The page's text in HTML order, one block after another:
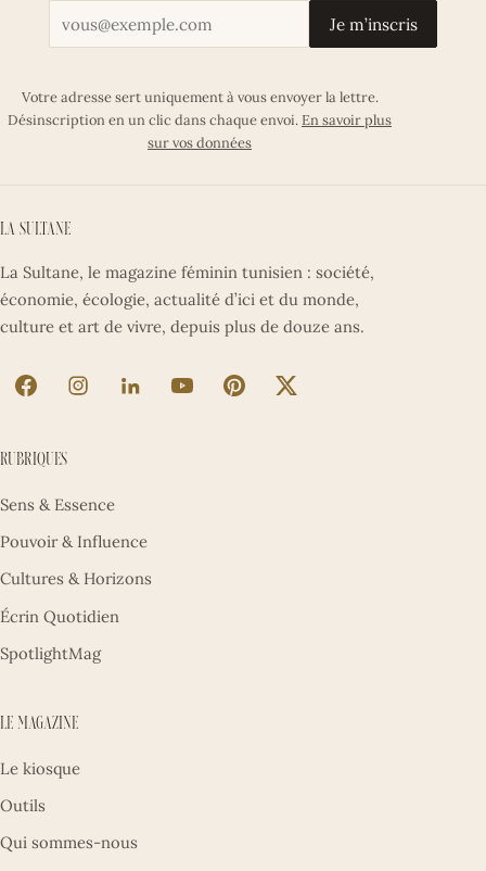
Votre adresse email
Je m’inscris
Votre adresse sert uniquement à vous envoyer la lettre.
Désinscription en un clic dans chaque envoi.En savoir plus
sur vos données
La Sultane
La Sultane, le magazine féminin tunisien : société,
économie, écologie, actualité d’ici et du monde,
culture et art de vivre, depuis plus de douze ans.
La Sultane sur Facebook (nouvel onglet)
La Sultane sur Instagram (nouvel onglet)
La Sultane sur LinkedIn (nouvel onglet)
La Sultane sur YouTube (nouvel
La Sultane sur Pinterest
La Sultane sur X
Rubriques
Sens & Essence
Pouvoir & Influence
Cultures & Horizons
Écrin Quotidien
SpotlightMag
Le magazine
Le kiosque
Outils
Qui sommes-nous